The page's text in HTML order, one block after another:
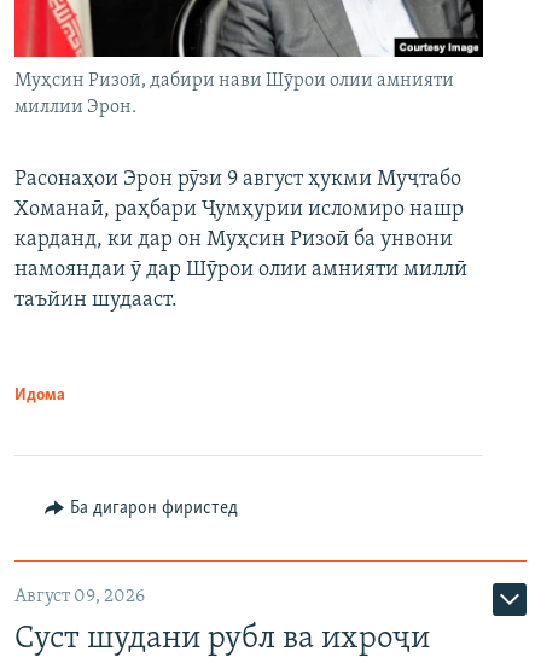
Муҳсин Ризоӣ, дабири нави Шӯрои олии амнияти
миллии Эрон.
Расонаҳои Эрон рӯзи 9 август ҳукми Муҷтабо
Хоманаӣ, раҳбари Ҷумҳурии исломиро нашр
карданд, ки дар он Муҳсин Ризоӣ ба унвони
намояндаи ӯ дар Шӯрои олии амнияти миллӣ
таъйин шудааст.
Идома
Ба дигарон фиристед
Август 09, 2026
Суст шудани рубл ва ихроҷи